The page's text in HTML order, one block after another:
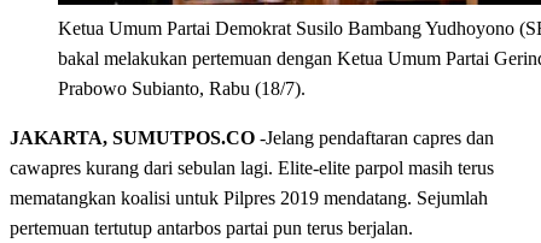
Ketua Umum Partai Demokrat Susilo Bambang Yudhoyono
bakal melakukan pertemuan dengan Ketua Umum Partai
Prabowo Subianto, Rabu (18/7).
JAKARTA, SUMUTPOS.CO -Jelang pendaftaran capres dan
cawapres kurang dari sebulan lagi. Elite-elite parpol masih terus
mematangkan koalisi untuk Pilpres 2019 mendatang. Sejumlah
pertemuan tertutup antarbos partai pun terus berjalan.